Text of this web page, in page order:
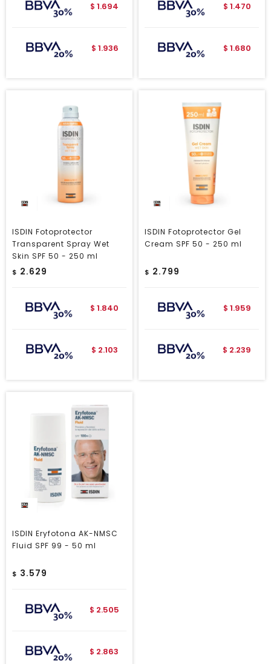
$ 1.694
$ 1.936
$ 1.470
$ 1.680
ISDIN Fotoprotector
Transparent Spray Wet
Skin SPF 50 - 250 ml
$ 2.629
$ 1.840
$ 2.103
ISDIN Fotoprotector Gel
Cream SPF 50 - 250 ml
$ 2.799
$ 1.959
$ 2.239
ISDIN Eryfotona AK-NMSC
Fluid SPF 99 - 50 ml
$ 3.579
$ 2.505
$ 2.863